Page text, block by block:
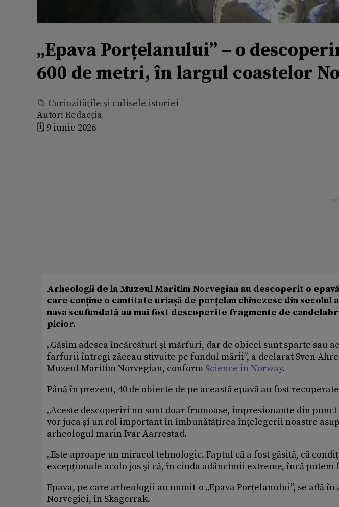
„Epava Porțelanului” – o
600 de metri, în largul coastelor
📁 Curiozităţile şi culisele istoriei
Autor: Redacția
🗓️ 9 iunie 2026
Arheologii de la Muzeul Maritim Norvegian au descoperit o
care conține o cantitate uriașă de porțelan chinezesc din secolul
nava scufundată au mai fost descoperite fragmente de
picior.
„Găsim adesea încărcături și mărfuri, dar de obicei sunt sparte sau
farfurii întregi zăceau stivuite pe fundul mării”, a declarat Sven
Muzeul Maritim Norvegian, conform Science in Norway.
Până în prezent, 40 de obiecte de pe această epavă au fost
„Aceste descoperiri nu sunt doar frumoase, impresionante din punct
vor juca și un rol important în îmbunătățirea înțelegerii noastre
arheologul marin Ivar Aarrestad.
„Este aproape un miracol tehnologic. Faptul că a fost găsită, că
excepționale acolo jos și că, în ciuda adâncimii extreme, încă putem
Epava, pe care arheologii au numit-o „Epava Porțelanului”, se află
Norvegiei, în Skagerrak.